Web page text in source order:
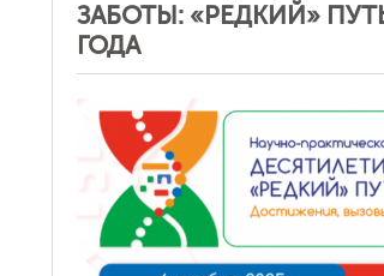
ЗАБОТЫ: «РЕДКИЙ»
ГОДА